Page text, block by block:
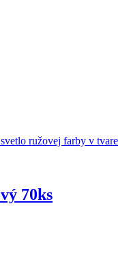
70ks